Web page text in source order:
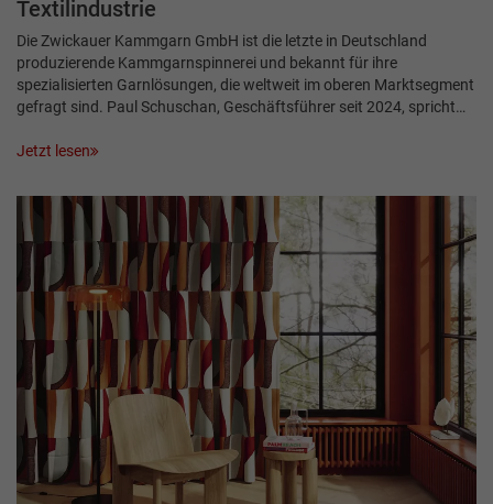
Textilindustrie
Die Zwickauer Kammgarn GmbH ist die letzte in Deutschland
produzierende Kammgarnspinnerei und bekannt für ihre
spezialisierten Garnlösungen, die weltweit im oberen Marktsegment
gefragt sind. Paul Schuschan, Geschäftsführer seit 2024, spricht…
Jetzt lesen